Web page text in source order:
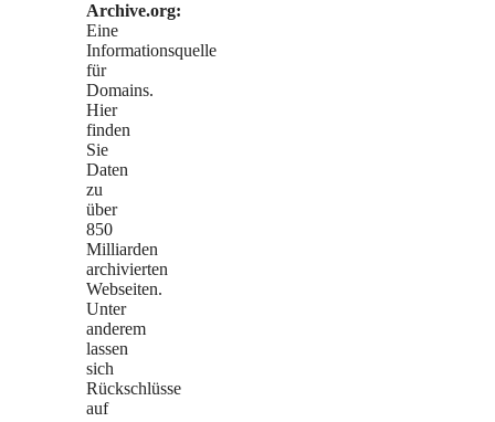
Archive.org:
Eine
Informationsquelle
für
Domains.
Hier
finden
Sie
Daten
zu
über
850
Milliarden
archivierten
Webseiten.
Unter
anderem
lassen
sich
Rückschlüsse
auf